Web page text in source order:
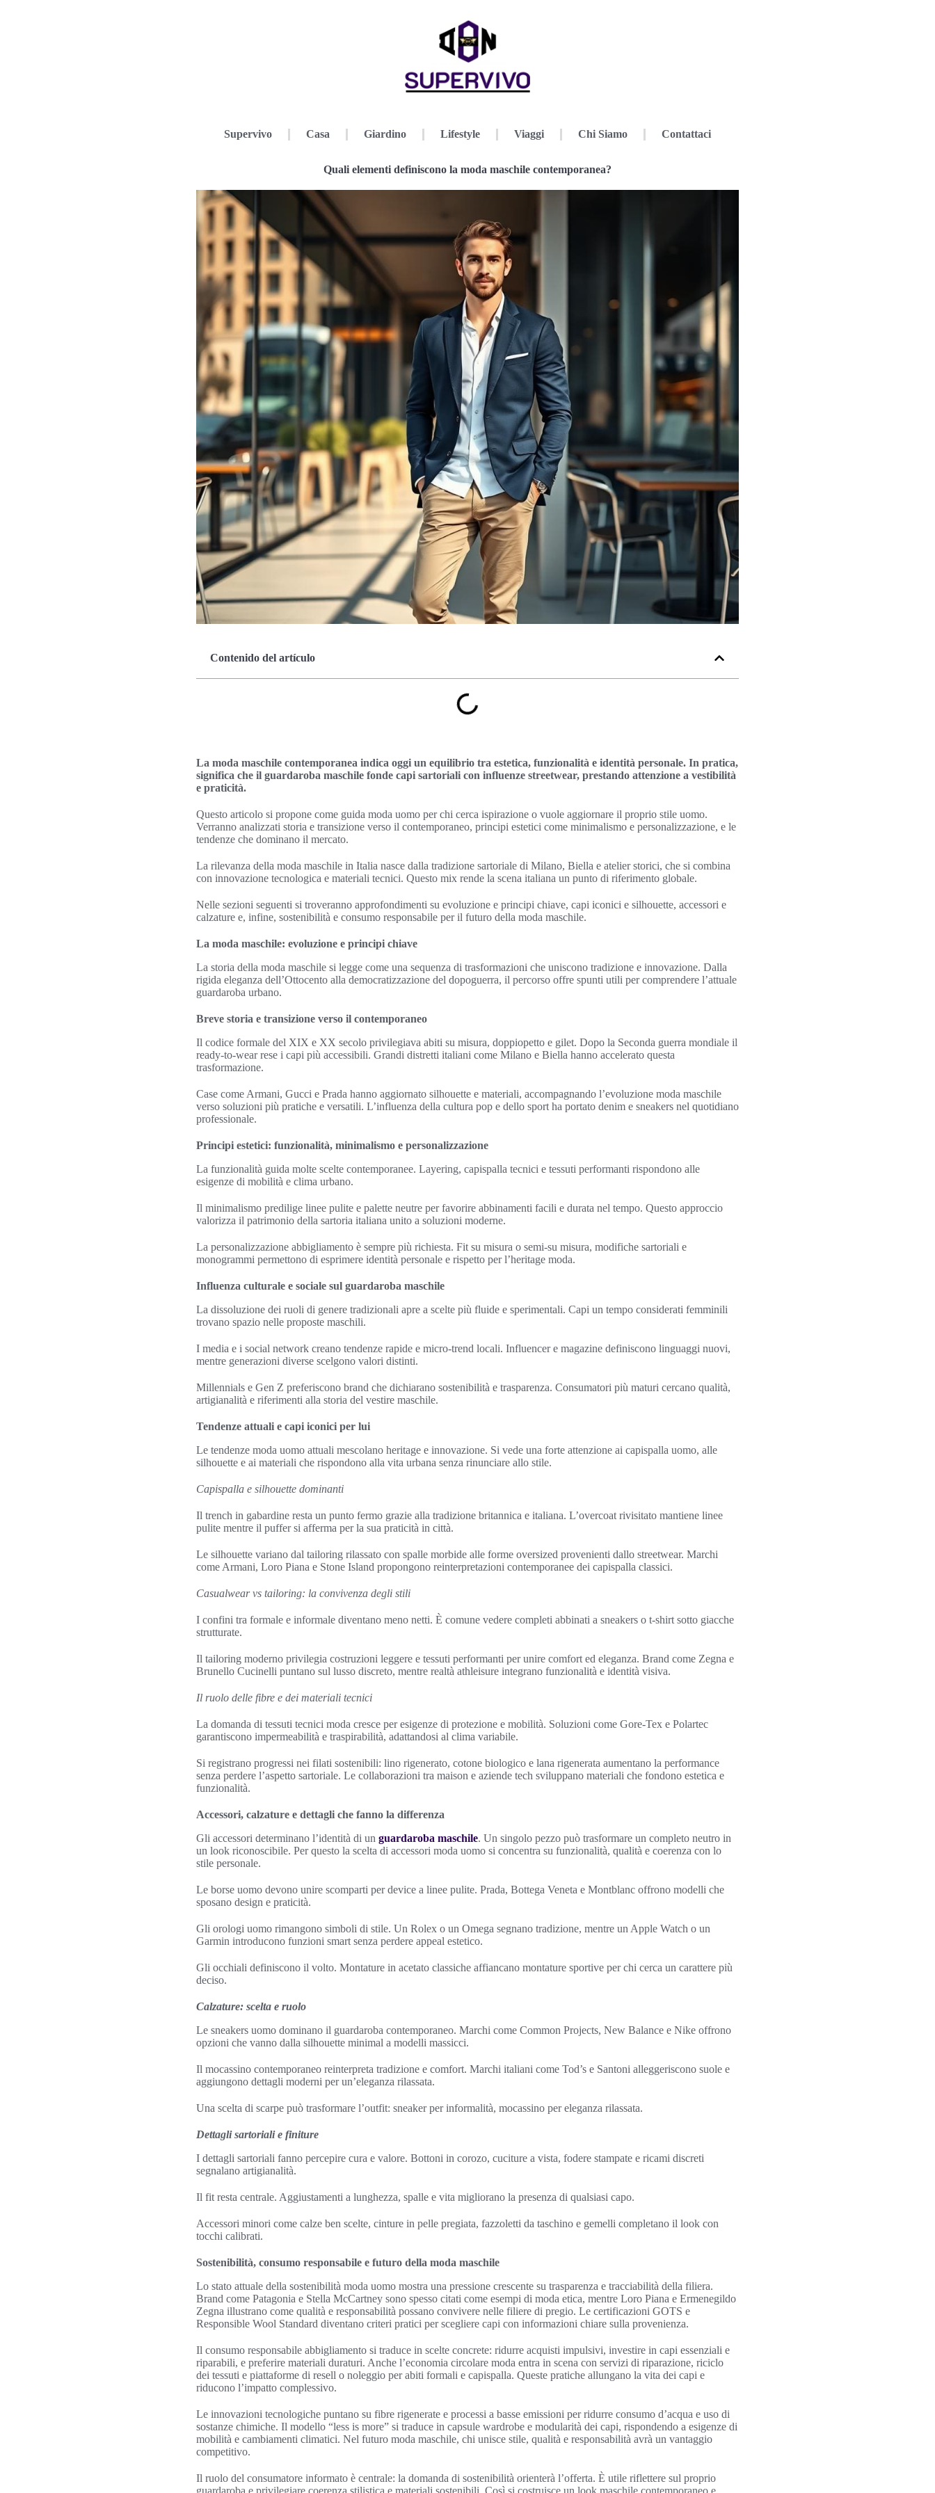
Supervivo Casa Giardino Lifestyle Viaggi Chi Siamo Contattaci
Quali elementi definiscono la moda maschile contemporanea?
Contenido del artículo
La moda maschile contemporanea indica oggi un equilibrio tra estetica, funzionalità e identità personale. In pratica,
significa che il guardaroba maschile fonde capi sartoriali con influenze streetwear, prestando attenzione a vestibilità
e praticità.
Questo articolo si propone come guida moda uomo per chi cerca ispirazione o vuole aggiornare il proprio stile uomo.
Verranno analizzati storia e transizione verso il contemporaneo, principi estetici come minimalismo e personalizzazione, e le
tendenze che dominano il mercato.
La rilevanza della moda maschile in Italia nasce dalla tradizione sartoriale di Milano, Biella e atelier storici, che si combina
con innovazione tecnologica e materiali tecnici. Questo mix rende la scena italiana un punto di riferimento globale.
Nelle sezioni seguenti si troveranno approfondimenti su evoluzione e principi chiave, capi iconici e silhouette, accessori e
calzature e, infine, sostenibilità e consumo responsabile per il futuro della moda maschile.
La moda maschile: evoluzione e principi chiave
La storia della moda maschile si legge come una sequenza di trasformazioni che uniscono tradizione e innovazione. Dalla
rigida eleganza dell’Ottocento alla democratizzazione del dopoguerra, il percorso offre spunti utili per comprendere l’attuale
guardaroba urbano.
Breve storia e transizione verso il contemporaneo
Il codice formale del XIX e XX secolo privilegiava abiti su misura, doppiopetto e gilet. Dopo la Seconda guerra mondiale il
ready-to-wear rese i capi più accessibili. Grandi distretti italiani come Milano e Biella hanno accelerato questa
trasformazione.
Case come Armani, Gucci e Prada hanno aggiornato silhouette e materiali, accompagnando l’evoluzione moda maschile
verso soluzioni più pratiche e versatili. L’influenza della cultura pop e dello sport ha portato denim e sneakers nel quotidiano
professionale.
Principi estetici: funzionalità, minimalismo e personalizzazione
La funzionalità guida molte scelte contemporanee. Layering, capispalla tecnici e tessuti performanti rispondono alle
esigenze di mobilità e clima urbano.
Il minimalismo predilige linee pulite e palette neutre per favorire abbinamenti facili e durata nel tempo. Questo approccio
valorizza il patrimonio della sartoria italiana unito a soluzioni moderne.
La personalizzazione abbigliamento è sempre più richiesta. Fit su misura o semi-su misura, modifiche sartoriali e
monogrammi permettono di esprimere identità personale e rispetto per l’heritage moda.
Influenza culturale e sociale sul guardaroba maschile
La dissoluzione dei ruoli di genere tradizionali apre a scelte più fluide e sperimentali. Capi un tempo considerati femminili
trovano spazio nelle proposte maschili.
I media e i social network creano tendenze rapide e micro-trend locali. Influencer e magazine definiscono linguaggi nuovi,
mentre generazioni diverse scelgono valori distinti.
Millennials e Gen Z preferiscono brand che dichiarano sostenibilità e trasparenza. Consumatori più maturi cercano qualità,
artigianalità e riferimenti alla storia del vestire maschile.
Tendenze attuali e capi iconici per lui
Le tendenze moda uomo attuali mescolano heritage e innovazione. Si vede una forte attenzione ai capispalla uomo, alle
silhouette e ai materiali che rispondono alla vita urbana senza rinunciare allo stile.
Capispalla e silhouette dominanti
Il trench in gabardine resta un punto fermo grazie alla tradizione britannica e italiana. L’overcoat rivisitato mantiene linee
pulite mentre il puffer si afferma per la sua praticità in città.
Le silhouette variano dal tailoring rilassato con spalle morbide alle forme oversized provenienti dallo streetwear. Marchi
come Armani, Loro Piana e Stone Island propongono reinterpretazioni contemporanee dei capispalla classici.
Casualwear vs tailoring: la convivenza degli stili
I confini tra formale e informale diventano meno netti. È comune vedere completi abbinati a sneakers o t-shirt sotto giacche
strutturate.
Il tailoring moderno privilegia costruzioni leggere e tessuti performanti per unire comfort ed eleganza. Brand come Zegna e
Brunello Cucinelli puntano sul lusso discreto, mentre realtà athleisure integrano funzionalità e identità visiva.
Il ruolo delle fibre e dei materiali tecnici
La domanda di tessuti tecnici moda cresce per esigenze di protezione e mobilità. Soluzioni come Gore-Tex e Polartec
garantiscono impermeabilità e traspirabilità, adattandosi al clima variabile.
Si registrano progressi nei filati sostenibili: lino rigenerato, cotone biologico e lana rigenerata aumentano la performance
senza perdere l’aspetto sartoriale. Le collaborazioni tra maison e aziende tech sviluppano materiali che fondono estetica e
funzionalità.
Accessori, calzature e dettagli che fanno la differenza
Gli accessori determinano l’identità di un guardaroba maschile. Un singolo pezzo può trasformare un completo neutro in
un look riconoscibile. Per questo la scelta di accessori moda uomo si concentra su funzionalità, qualità e coerenza con lo
stile personale.
Le borse uomo devono unire scomparti per device a linee pulite. Prada, Bottega Veneta e Montblanc offrono modelli che
sposano design e praticità.
Gli orologi uomo rimangono simboli di stile. Un Rolex o un Omega segnano tradizione, mentre un Apple Watch o un
Garmin introducono funzioni smart senza perdere appeal estetico.
Gli occhiali definiscono il volto. Montature in acetato classiche affiancano montature sportive per chi cerca un carattere più
deciso.
Calzature: scelta e ruolo
Le sneakers uomo dominano il guardaroba contemporaneo. Marchi come Common Projects, New Balance e Nike offrono
opzioni che vanno dalla silhouette minimal a modelli massicci.
Il mocassino contemporaneo reinterpreta tradizione e comfort. Marchi italiani come Tod’s e Santoni alleggeriscono suole e
aggiungono dettagli moderni per un’eleganza rilassata.
Una scelta di scarpe può trasformare l’outfit: sneaker per informalità, mocassino per eleganza rilassata.
Dettagli sartoriali e finiture
I dettagli sartoriali fanno percepire cura e valore. Bottoni in corozo, cuciture a vista, fodere stampate e ricami discreti
segnalano artigianalità.
Il fit resta centrale. Aggiustamenti a lunghezza, spalle e vita migliorano la presenza di qualsiasi capo.
Accessori minori come calze ben scelte, cinture in pelle pregiata, fazzoletti da taschino e gemelli completano il look con
tocchi calibrati.
Sostenibilità, consumo responsabile e futuro della moda maschile
Lo stato attuale della sostenibilità moda uomo mostra una pressione crescente su trasparenza e tracciabilità della filiera.
Brand come Patagonia e Stella McCartney sono spesso citati come esempi di moda etica, mentre Loro Piana e Ermenegildo
Zegna illustrano come qualità e responsabilità possano convivere nelle filiere di pregio. Le certificazioni GOTS e
Responsible Wool Standard diventano criteri pratici per scegliere capi con informazioni chiare sulla provenienza.
Il consumo responsabile abbigliamento si traduce in scelte concrete: ridurre acquisti impulsivi, investire in capi essenziali e
riparabili, e preferire materiali duraturi. Anche l’economia circolare moda entra in scena con servizi di riparazione, riciclo
dei tessuti e piattaforme di resell o noleggio per abiti formali e capispalla. Queste pratiche allungano la vita dei capi e
riducono l’impatto complessivo.
Le innovazioni tecnologiche puntano su fibre rigenerate e processi a basse emissioni per ridurre consumo d’acqua e uso di
sostanze chimiche. Il modello “less is more” si traduce in capsule wardrobe e modularità dei capi, rispondendo a esigenze di
mobilità e cambiamenti climatici. Nel futuro moda maschile, chi unisce stile, qualità e responsabilità avrà un vantaggio
competitivo.
Il ruolo del consumatore informato è centrale: la domanda di sostenibilità orienterà l’offerta. È utile riflettere sul proprio
guardaroba e privilegiare coerenza stilistica e materiali sostenibili. Così si costruisce un look maschile contemporaneo e